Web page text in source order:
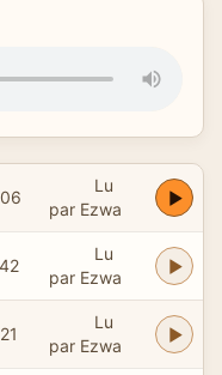
Lu
par Ezwa
Lu
par Ezwa
Lu
par Ezwa